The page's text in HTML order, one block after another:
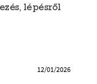
lépésről
12/01/2026